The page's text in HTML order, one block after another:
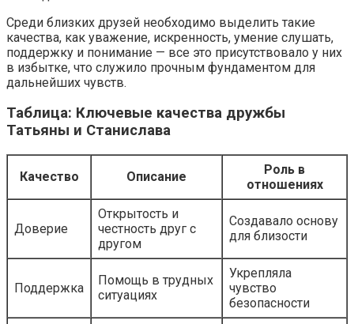
Среди близких друзей необходимо выделить такие
качества, как уважение, искренность, умение слушать,
поддержку и понимание — все это присутствовало у них
в избытке, что служило прочным фундаментом для
дальнейших чувств.
Таблица: Ключевые качества дружбы
Татьяны и Станислава
Качество Описание
Роль в
отношениях
Доверие
Открытость и
честность друг с
другом
Создавало основу
для близости
Поддержка
Помощь в трудных
ситуациях
Укрепляла
чувство
безопасности